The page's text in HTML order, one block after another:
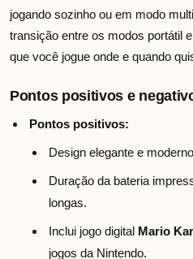
jogando sozinho ou em modo
transição entre os modos portátil
que você jogue onde e quando
Pontos positivos e
Pontos positivos:
Design elegante e
Duração da bateria
longas.
Inclui jogo digital Mario
jogos da Nintendo.